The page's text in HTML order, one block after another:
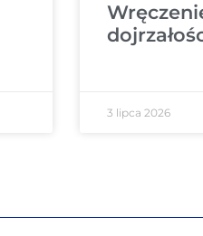
3 lipca 2026